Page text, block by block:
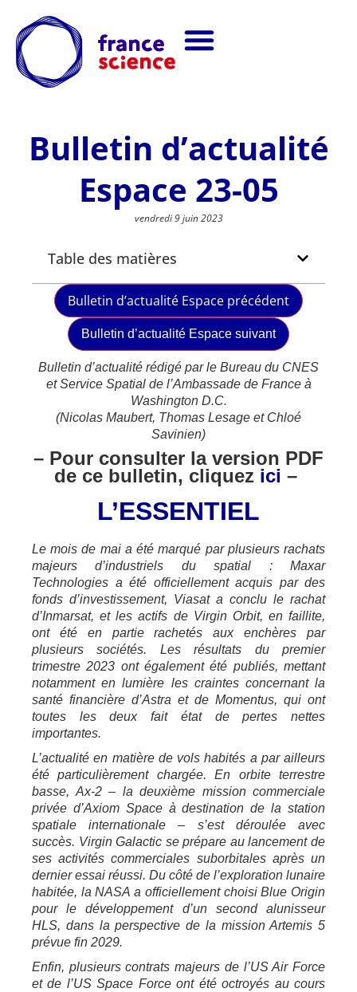
Bulletin d’actualité
Espace 23-05
vendredi 9 juin 2023
Bulletin d’actualité Espace précédent
Bulletin d’actualité Espace suivant
Bulletin d’actualité rédigé par le Bureau du CNES
et Service Spatial de l’Ambassade de France à
Washington D.C.
(Nicolas Maubert, Thomas Lesage et Chloé
Savinien)
– Pour consulter la version PDF
de ce bulletin, cliquez ici –
L’ESSENTIEL
Le mois de mai a été marqué par plusieurs rachats
majeurs d’industriels du spatial : Maxar
Technologies a été officiellement acquis par des
fonds d’investissement, Viasat a conclu le rachat
d’Inmarsat, et les actifs de Virgin Orbit, en faillite,
ont été en partie rachetés aux enchères par
plusieurs sociétés. Les résultats du premier
trimestre 2023 ont également été publiés, mettant
notamment en lumière les craintes concernant la
santé financière d’Astra et de Momentus, qui ont
toutes les deux fait état de pertes nettes
importantes.
L’actualité en matière de vols habités a par ailleurs
été particulièrement chargée. En orbite terrestre
basse, Ax-2 – la deuxième mission commerciale
privée d’Axiom Space à destination de la station
spatiale internationale – s’est déroulée avec
succès. Virgin Galactic se prépare au lancement de
ses activités commerciales suborbitales après un
dernier essai réussi. Du côté de l’exploration lunaire
habitée, la NASA a officiellement choisi Blue Origin
pour le développement d’un second alunisseur
HLS, dans la perspective de la mission Artemis 5
prévue fin 2029.
Enfin, plusieurs contrats majeurs de l’US Air Force
et de l’US Space Force ont été octroyés au cours
Table des matières